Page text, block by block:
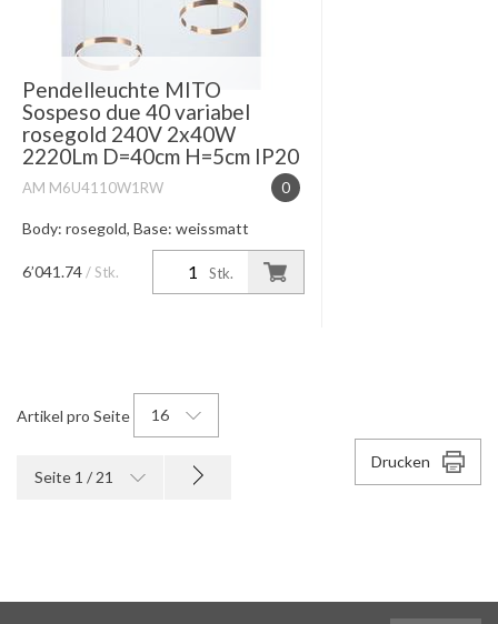
Pendelleuchte MITO
Sospeso due 40 variabel
rosegold 240V 2x40W
2220Lm D=40cm H=5cm IP20
0
AM M6U4110W1RW
Body: rosegold, Base: weissmatt
stufenlose Höhenverstellung 50-200cm
Lichtwirkung table (wide)
Farbtemperatur high color CRI Ra 95 /
Stk.
6’041.74 / Stk.
Artikel pro Seite 16
Drucken
Seite 1 / 21